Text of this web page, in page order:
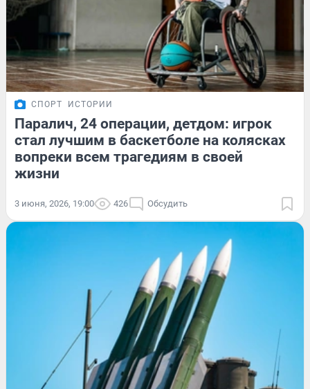
СПОРТ ИСТОРИИ
Паралич, 24 операции, детдом: игрок
стал лучшим в баскетболе на колясках
вопреки всем трагедиям в своей
жизни
3 июня, 2026, 19:00 426 Обсудить